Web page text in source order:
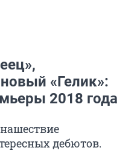
«Гелик»:
2018 года
дебютов.